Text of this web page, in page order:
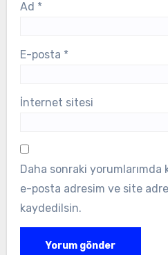
Ad *
E-posta *
İnternet sitesi
Daha sonraki yorumlarımda
e-posta adresim ve site
kaydedilsin.